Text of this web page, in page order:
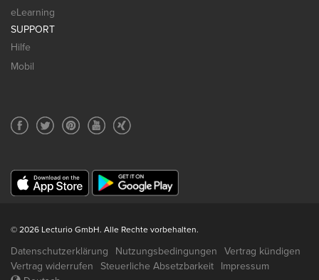
eLearning
SUPPORT
Hilfe
Mobil
© 2026 Lecturio GmbH. Alle Rechte vorbehalten.
Datenschutzerklärung Nutzungsbedingungen
Vertrag kündigen
Vertrag widerrufen
Steuerliche Absetzbarkeit
Impressum